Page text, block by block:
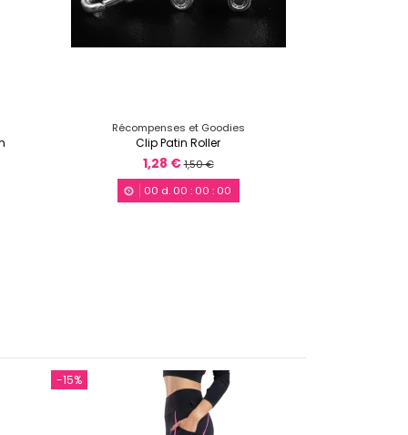
Récompenses et Goodies
Clip Patin Roller
1,28 €1,50 €
00 d. 00 : 00 : 00
-15%